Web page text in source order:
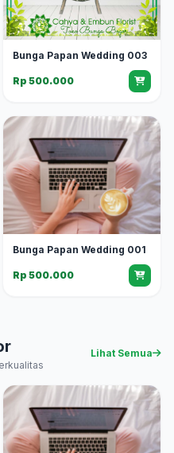
Bunga Papan Wedding 003
Rp 500.000
Bunga Papan Wedding 001
Rp 500.000
Lihat Semua